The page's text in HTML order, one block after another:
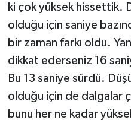
ki çok yüksek hissettik.
olduğu için saniye
bir zaman farkı oldu.
dikkat ederseniz 16
Bu 13 saniye sürdü.
olduğu için de dalgalar
bunu her ne kadar